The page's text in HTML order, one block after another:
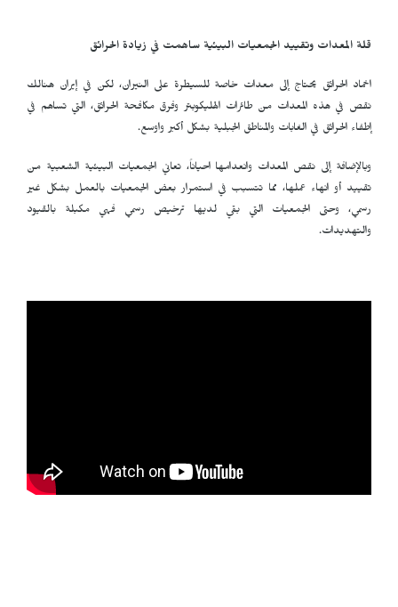
قلة المعدات وتقييد الجمعيات البيئية ساهمت في زيادة الحرائق
اخماد الحرائق يحتاج إلى معدات خاصة للسيطرة على النيران، لكن في إيران هنالك
نقص في هذه المعدات من طائرات الهليكوبتر وفرق مكافحة الحرائق، التي تساهم في
إطفاء الحرائق في الغابات والمناطق الجبلية بشكل أكبر واوسع.
وبالإضافة إلى نقص المعدات وانعدامها احياناً، تعاني الجمعيات البيئية الشعبية من
تقييد أو انهاء عملها، مما تتسبب في استمرار بعض الجمعيات بالعمل بشكل غير
رسمي، وحتى الجمعيات التي بقي لديها ترخيص رسمي فهي مكبلة بالقيود
والتهديدات.